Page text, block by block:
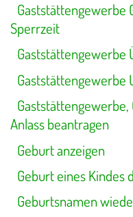
Gaststättengewerbe
Sperrzeit
Gaststättengewerbe
Gaststättengewerbe
Anlass beantragen
Geburt anzeigen
Geburt eines Kindes
Geburtsnamen